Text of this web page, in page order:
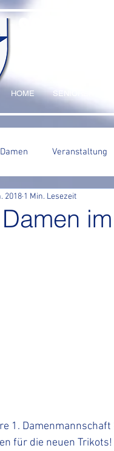
SC
HOME SENIOREN
Veranstaltung
2018 1 Min. Lesezeit
1.
für die neuen Trikots!